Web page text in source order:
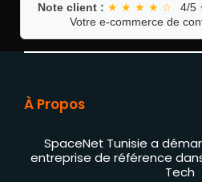
Note client : ★ ★ ★ ★ ☆
4/5
Votre e-commerce de
À Propos
SpaceNet Tunisie a
entreprise de référence
Tech